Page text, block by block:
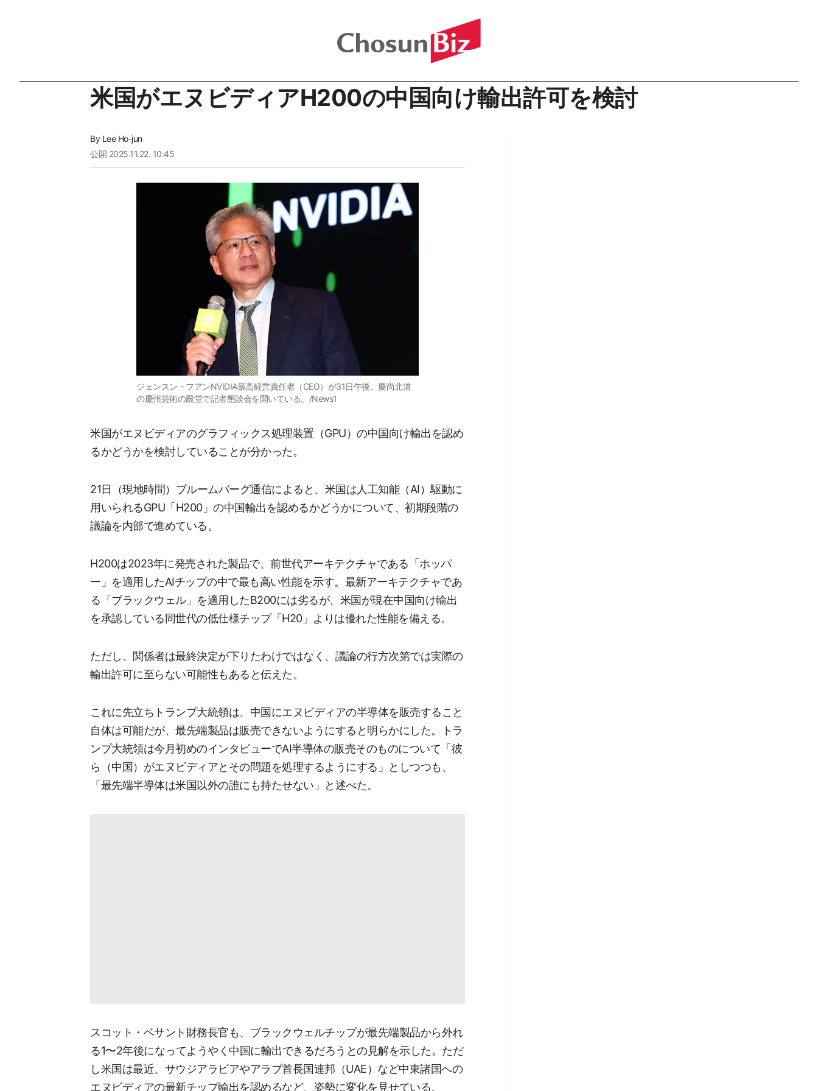
米国がエヌビディアH200の中国向け輸出許可を検討
By Lee Ho-jun
公開 2025.11.22. 10:45
ジェンスン・フアンNVIDIA最高経営責任者（CEO）が31日午後、慶尚北道
の慶州芸術の殿堂で記者懇談会を開いている。/News1
米国がエヌビディアのグラフィックス処理装置（GPU）の中国向け輸出を認め
るかどうかを検討していることが分かった。
21日（現地時間）ブルームバーグ通信によると、米国は人工知能（AI）駆動に
用いられるGPU「H200」の中国輸出を認めるかどうかについて、初期段階の
議論を内部で進めている。
H200は2023年に発売された製品で、前世代アーキテクチャである「ホッパ
ー」を適用したAIチップの中で最も高い性能を示す。最新アーキテクチャであ
る「ブラックウェル」を適用したB200には劣るが、米国が現在中国向け輸出
を承認している同世代の低仕様チップ「H20」よりは優れた性能を備える。
ただし、関係者は最終決定が下りたわけではなく、議論の行方次第では実際の
輸出許可に至らない可能性もあると伝えた。
これに先立ちトランプ大統領は、中国にエヌビディアの半導体を販売すること
自体は可能だが、最先端製品は販売できないようにすると明らかにした。トラ
ンプ大統領は今月初めのインタビューでAI半導体の販売そのものについて「彼
ら（中国）がエヌビディアとその問題を処理するようにする」としつつも、
「最先端半導体は米国以外の誰にも持たせない」と述べた。
スコット・ベサント財務長官も、ブラックウェルチップが最先端製品から外れ
る1〜2年後になってようやく中国に輸出できるだろうとの見解を示した。ただ
し米国は最近、サウジアラビアやアラブ首長国連邦（UAE）など中東諸国への
エヌビディアの最新チップ輸出を認めるなど、姿勢に変化を見せている。